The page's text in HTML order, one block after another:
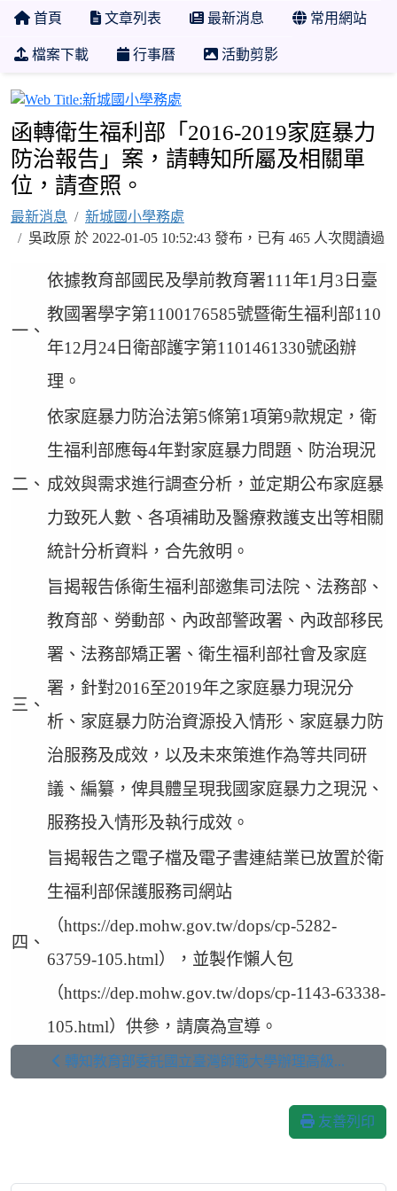
首頁 文章列表 最新消息 常用網站
檔案下載 行事曆 活動剪影
函轉衛生福利部「2016-2019家庭暴力
防治報告」案，請轉知所屬及相關單
位，請查照。
最新消息
新城國小學務處
吳政原 於 2022-01-05 10:52:43 發布，已有 465 人次閱讀過
一、
依據教育部國民及學前教育署111年1月3日臺
教國署學字第1100176585號暨衛生福利部110
年12月24日衛部護字第1101461330號函辦
理。
二、
依家庭暴力防治法第5條第1項第9款規定，衛
生福利部應每4年對家庭暴力問題、防治現況
成效與需求進行調查分析，並定期公布家庭暴
力致死人數、各項補助及醫療救護支出等相關
統計分析資料，合先敘明。
三、
旨揭報告係衛生福利部邀集司法院、法務部、
教育部、勞動部、內政部警政署、內政部移民
署、法務部矯正署、衛生福利部社會及家庭
署，針對2016至2019年之家庭暴力現況分
析、家庭暴力防治資源投入情形、家庭暴力防
治服務及成效，以及未來策進作為等共同研
議、編纂，俾具體呈現我國家庭暴力之現況、
服務投入情形及執行成效。
四、
旨揭報告之電子檔及電子書連結業已放置於衛
生福利部保護服務司網站
（https://dep.mohw.gov.tw/dops/cp-5282-
63759-105.html），並製作懶人包
（https://dep.mohw.gov.tw/dops/cp-1143-63338-
105.html）供參，請廣為宣導。
轉知教育部委託國立臺灣師範大學辦理高級...
友善列印